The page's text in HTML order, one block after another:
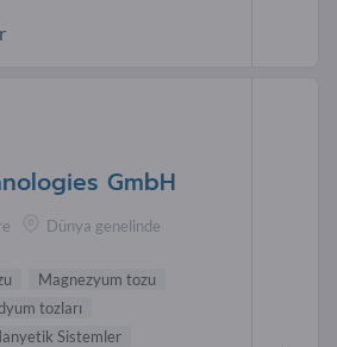
GmbH
Dünya genelinde
Magnezyum tozu
tozları
Sistemler